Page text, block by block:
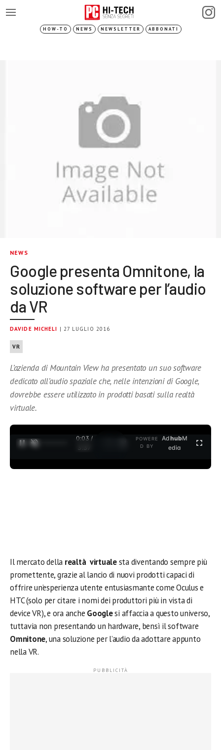
HOW-TO NEWS NEWSLETTER ABBONATI
NEWS
Google presenta Omnitone, la
soluzione software per l’audio
da VR
DAVIDE MICHELI | 27 LUGLIO 2016
VR
L’azienda di Mountain View ha presentato un suo software
dedicato all’audio spaziale che, nelle intenzioni di Google,
dovrebbe essere utilizzato in prodotti basati sulla realtà
virtuale.
0:03 /
3:37
POWERE
D BY
AdhubM
edia
Il mercato della realtà virtualesta diventando sempre più
promettente, grazie al lancio di nuovi prodotti capaci di
offrire un’esperienza utente entusiasmante come Oculus e
HTC (solo per citare i nomi dei produttori più in vista di
device VR), e ora anche Googlesi affaccia a questo universo,
tuttavia non presentando un hardware, bensì il software
Omnitone, una soluzione per l’audio da adottare appunto
nella VR.